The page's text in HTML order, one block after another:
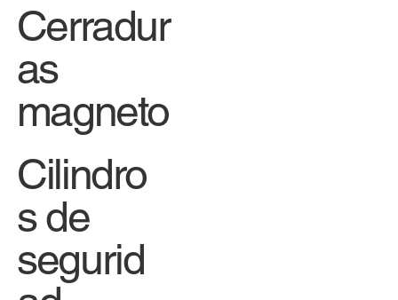
Cerradur
as
magneto
Cilindro
s de
segurid